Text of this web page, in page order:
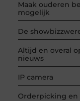
Maak ouderen
mogelijk
De
Altijd en overal
nieuws
IP camera
Orderpicking en